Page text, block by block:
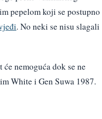
pepelom koji se postupno
. No neki se nisu slagali
nemoguća dok se ne
White i Gen Suwa 1987.